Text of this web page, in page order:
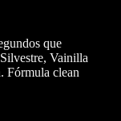
que
Vainilla
Fórmula clean